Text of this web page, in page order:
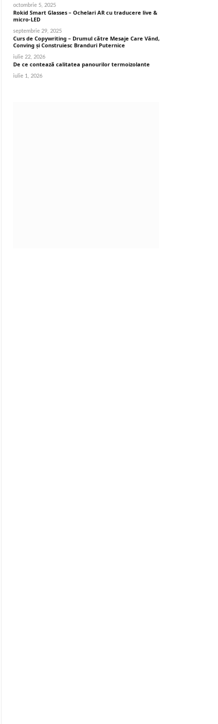
octombrie 5, 2025
Rokid Smart Glasses – Ochelari AR cu traducere live &
micro-LED
septembrie 29, 2025
Curs de Copywriting – Drumul către Mesaje Care Vând,
Conving și Construiesc Branduri Puternice
iulie 22, 2026
De ce contează calitatea panourilor termoizolante
iulie 1, 2026